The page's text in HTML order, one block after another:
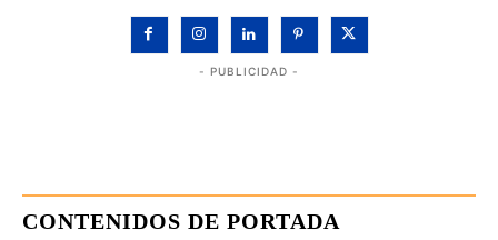
- PUBLICIDAD -
CONTENIDOS DE PORTADA